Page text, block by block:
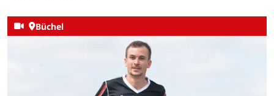
Büchel